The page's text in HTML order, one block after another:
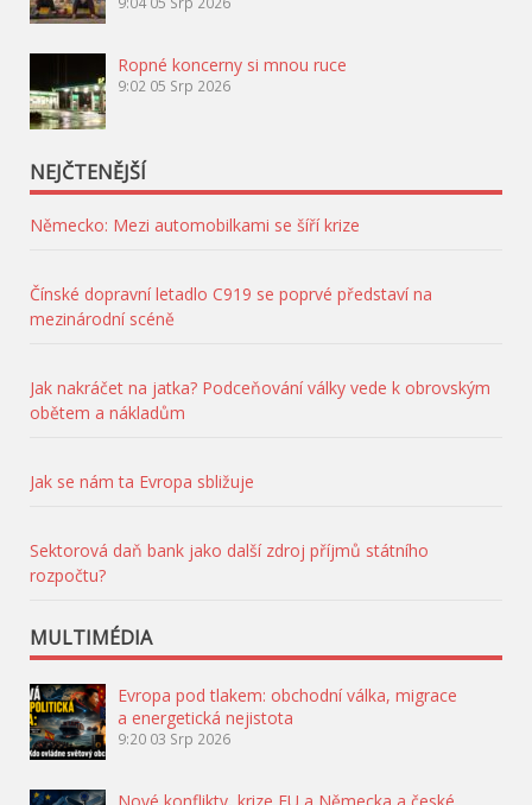
Ropné koncerny si mnou ruce
9:02 05 Srp 2026
NEJČTENĚJŠÍ
Německo: Mezi automobilkami se šíří krize
Čínské dopravní letadlo C919 se poprvé představí na
mezinárodní scéně
Jak nakráčet na jatka? Podceňování války vede k obrovským
obětem a nákladům
Jak se nám ta Evropa sbližuje
Sektorová daň bank jako další zdroj příjmů státního
rozpočtu?
MULTIMÉDIA
Evropa pod tlakem: obchodní válka, migrace
a energetická nejistota
9:20 03 Srp 2026